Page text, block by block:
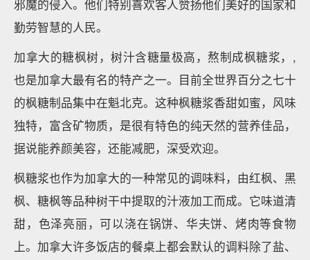
邪魔的侵入。他们特别喜欢客人赞扬他们美好的国家和
勤劳智慧的人民。
加拿大的糖枫树，树汁含糖量极高，熬制成枫糖浆，,
也是加拿大最有名的特产之一。目前全世界百分之七十
的枫糖制品集中在魁北克。这种枫糖浆香甜如蜜，风味
独特，富含矿物质，是很有特色的纯天然的营养佳品，
据说能养颜美容，还能减肥，深受欢迎。
枫糖浆也作为加拿大的一种常见的调味料，由红枫、黑
枫、糖枫等品种树干中提取的汁液加工而成。它味道清
甜，色泽亮丽，可以浇在锅饼、华夫饼、烤肉等食物
上。加拿大许多饭店的餐桌上都会默认的调料除了盐、